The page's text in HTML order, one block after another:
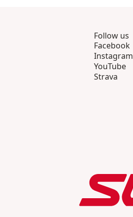
Follow us
Facebook
Instagram
YouTube
Strava